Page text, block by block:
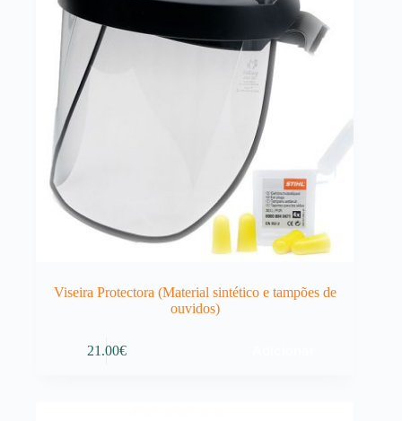
Viseira Protectora (Material sintético e tampões de
ouvidos)
21.00€